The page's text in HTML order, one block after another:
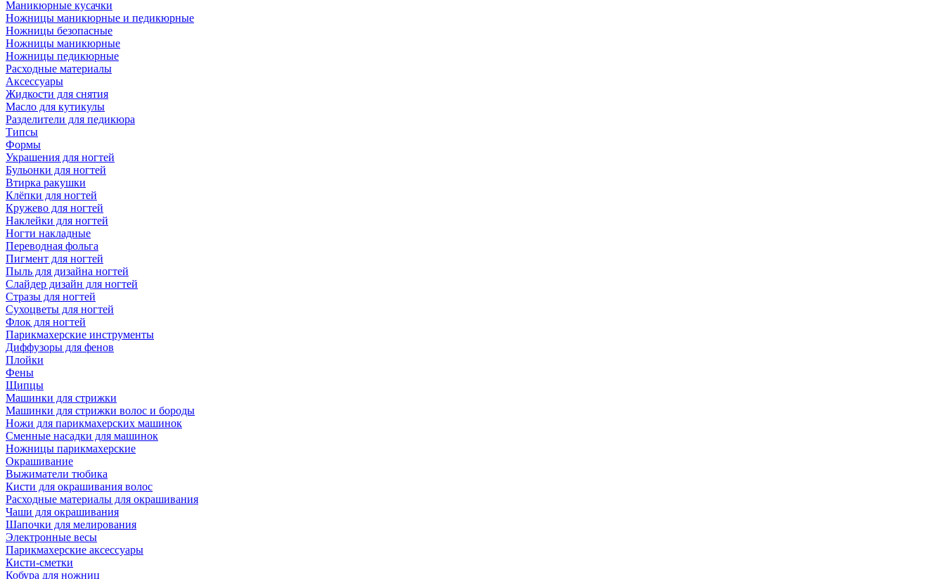
Маникюрные кусачки
Ножницы маникюрные и педикюрные
Ножницы безопасные
Ножницы маникюрные
Ножницы педикюрные
Расходные материалы
Аксессуары
Жидкости для снятия
Масло для кутикулы
Разделители для педикюра
Типсы
Формы
Украшения для ногтей
Бульонки для ногтей
Втирка ракушки
Клёпки для ногтей
Кружево для ногтей
Наклейки для ногтей
Ногти накладные
Переводная фольга
Пигмент для ногтей
Пыль для дизайна ногтей
Слайдер дизайн для ногтей
Стразы для ногтей
Сухоцветы для ногтей
Флок для ногтей
Парикмахерские инструменты
Диффузоры для фенов
Плойки
Фены
Щипцы
Машинки для стрижки
Машинки для стрижки волос и бороды
Ножи для парикмахерских машинок
Сменные насадки для машинок
Ножницы парикмахерские
Окрашивание
Выжиматели тюбика
Кисти для окрашивания волос
Расходные материалы для окрашивания
Чаши для окрашивания
Шапочки для мелирования
Электронные весы
Парикмахерские аксессуары
Кисти-сметки
Кобура для ножниц